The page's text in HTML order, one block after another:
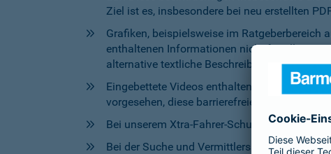
Ziel ist es, insbesondere bei neu erstellten
Grafiken, beispielsweise im Ratgeberbereich
enthaltenen Informationen nicht für alle
alternative textliche Beschreibungen zur
Eingebettete Videos enthalten aktuell weder
vorgesehen, diese barrierefreien Elemente
Bei unserem Xtra-Fahrer-Schutz kann die
Bei der Suche und Vermittlersuche auf